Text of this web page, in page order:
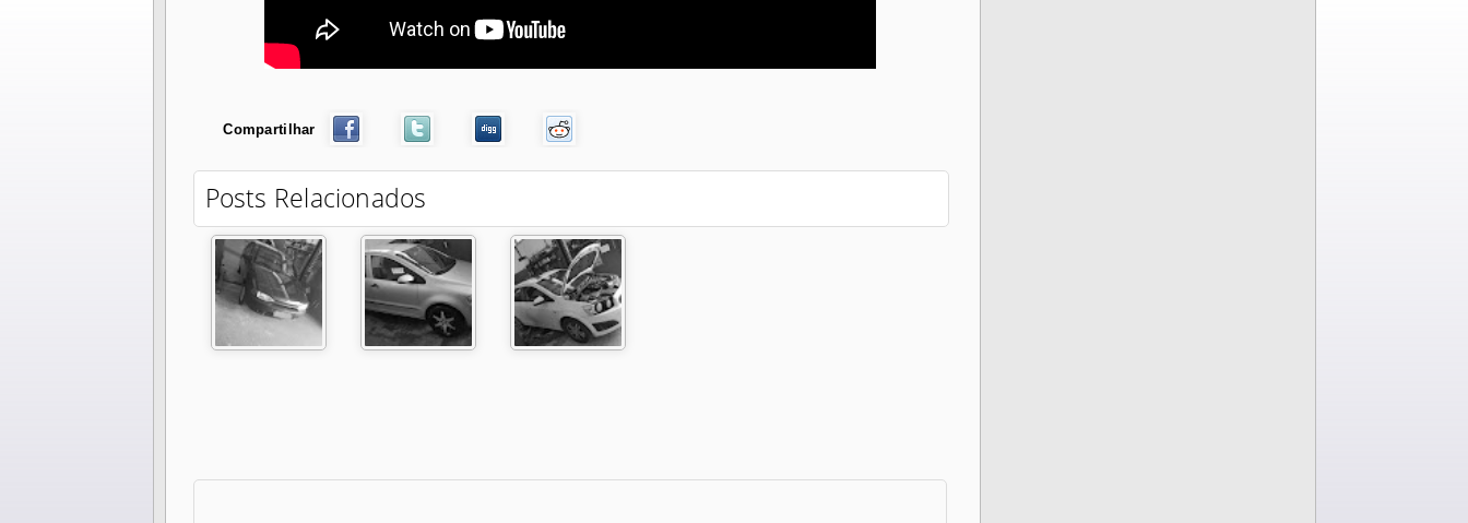
Compartilhar
Posts Relacionados